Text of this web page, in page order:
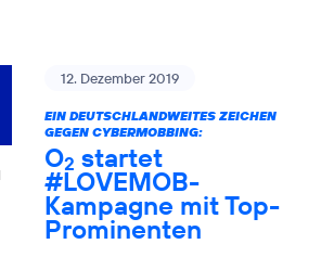
12. Dezember 2019
EIN DEUTSCHLANDWEITES ZEICHEN
GEGEN CYBERMOBBING:
O2 startet
#LOVEMOB-
Kampagne mit Top-
Prominenten